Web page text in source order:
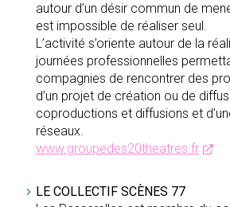
autour d’un désir commun de
est impossible de réaliser seul.
L’activité s’oriente autour de la
journées professionnelles
compagnies de rencontrer des
d’un projet de création ou de
coproductions et diffusions et
réseaux.
www.groupedes20theatres.fr
LE COLLECTIF SCÈNES 77